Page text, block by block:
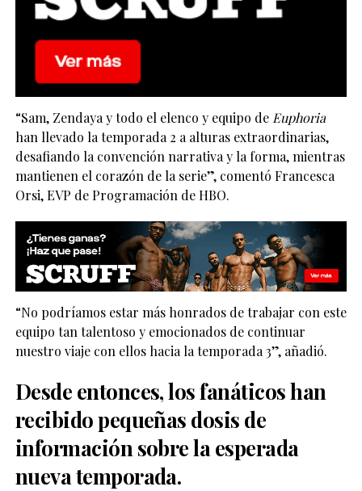
“Sam, Zendaya y todo el elenco y equipo de Euphoria
han llevado la temporada 2 a alturas extraordinarias,
desafiando la convención narrativa y la forma, mientras
mantienen el corazón de la serie”, comentó Francesca
Orsi, EVP de Programación de HBO.
“No podríamos estar más honrados de trabajar con este
equipo tan talentoso y emocionados de continuar
nuestro viaje con ellos hacia la temporada 3”, añadió.
Desde entonces, los fanáticos han
recibido pequeñas dosis de
información sobre la esperada
nueva temporada.